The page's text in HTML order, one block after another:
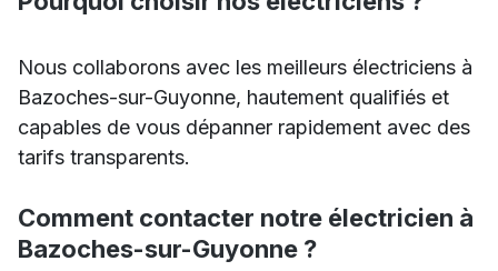
Nous collaborons avec les meilleurs électriciens à
Bazoches-sur-Guyonne, hautement qualifiés et
capables de vous dépanner rapidement avec des
tarifs transparents.
Comment contacter notre électricien à
Bazoches-sur-Guyonne ?